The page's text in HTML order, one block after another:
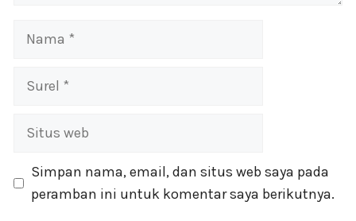
Nama
Surel
Situs
Simpan nama, email, dan situs web saya pada
peramban ini untuk komentar saya berikutnya.